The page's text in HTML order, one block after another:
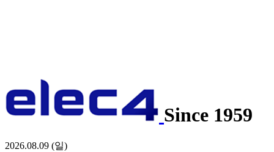
Since 1959
2026.08.09 (일)